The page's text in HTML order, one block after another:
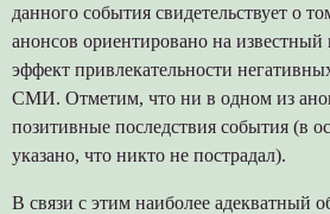
данного события свидетельствует о
анонсов ориентировано на известный
эффект привлекательности
СМИ. Отметим, что ни в одном из
позитивные последствия события (в
указано, что никто не пострадал).
В связи с этим наиболее адекватный